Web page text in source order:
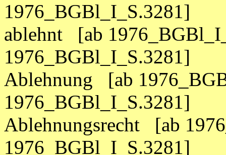
1976_BGBl_I_S.3281]
ablehnt [ab
1976_BGBl_I_S.3281]
Ablehnung [ab
1976_BGBl_I_S.3281]
Ablehnungsrecht [ab
1976_BGBl_I_S.3281]